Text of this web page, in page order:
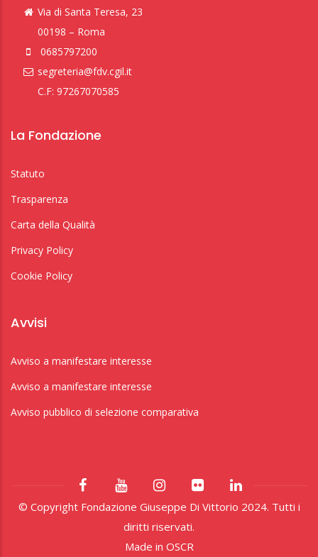
Via di Santa Teresa, 23
00198 – Roma
0685797200
segreteria@fdv.cgil.it
C.F: 97267070585
La Fondazione
Statuto
Trasparenza
Carta della Qualità
Privacy Policy
Cookie Policy
Avvisi
Avviso a manifestare interesse
Avviso a manifestare interesse
Avviso pubblico di selezione comparativa
© Copyright Fondazione Giuseppe Di Vittorio 2024. Tutti i
diritti riservati.
Made in OSCR